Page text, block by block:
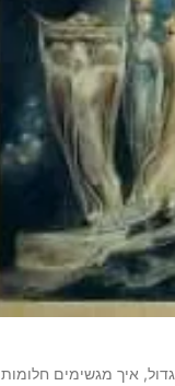
איך מגשימים חלומות